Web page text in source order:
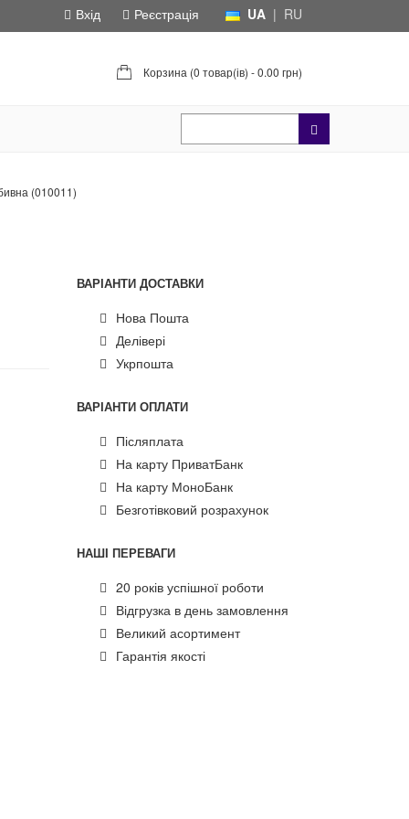
UA | RU
Вхід Реєстрація
Корзина (0 товар(ів) - 0.00 грн)
(010011)
ВАРІАНТИ ДОСТАВКИ
Нова Пошта
Делівері
Укрпошта
ВАРІАНТИ ОПЛАТИ
Післяплата
На карту ПриватБанк
На карту МоноБанк
Безготівковий розрахунок
НАШІ ПЕРЕВАГИ
20 років успішної роботи
Відгрузка в день замовлення
Великий асортимент
Гарантія якості